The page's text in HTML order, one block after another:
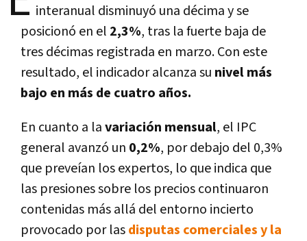
interanual disminuyó una décima y se
posicionó en el 2,3%, tras la fuerte baja de
tres décimas registrada en marzo. Con este
resultado, el indicador alcanza su nivel más
bajo en más de cuatro años.
En cuanto a lavariación mensual, el IPC
general avanzó un 0,2%, por debajo del 0,3%
que preveían los expertos, lo que indica que
las presiones sobre los precios continuaron
contenidas más allá del entorno incierto
provocado por lasdisputas comerciales y la